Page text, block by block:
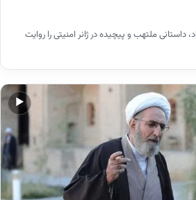
داستانی ملتهب و پیچیده در ژانر امنیتی را روایت
▶